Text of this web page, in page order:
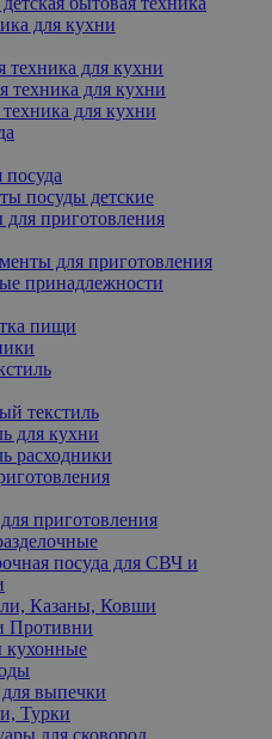
для кухни
техника для кухни
техника для кухни
для кухни
посуда
посуды детские
приготовления
для приготовления
принадлежности
пищи
текстиль
для кухни
расходники
приготовления
посуда для СВЧ и
Казаны, Ковши
Противни
кухонные
выпечки
Турки
для сковород